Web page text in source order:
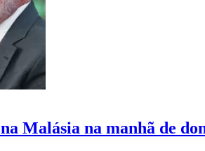
Malásia na manhã de